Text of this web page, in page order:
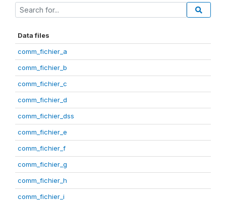
Data files
comm_fichier_a
comm_fichier_b
comm_fichier_c
comm_fichier_d
comm_fichier_dss
comm_fichier_e
comm_fichier_f
comm_fichier_g
comm_fichier_h
comm_fichier_i